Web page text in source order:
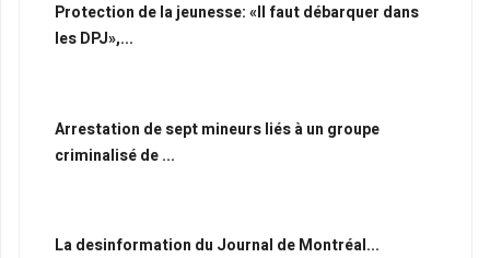
Protection de la jeunesse: «Il faut débarquer dans
les DPJ»,...
Arrestation de sept mineurs liés à un groupe
criminalisé de ...
La desinformation du Journal de Montréal...